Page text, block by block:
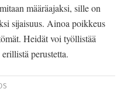
määräajaksi, sille on
sijaisuus. Ainoa poikkeus
Heidät voi työllistää
perustetta.